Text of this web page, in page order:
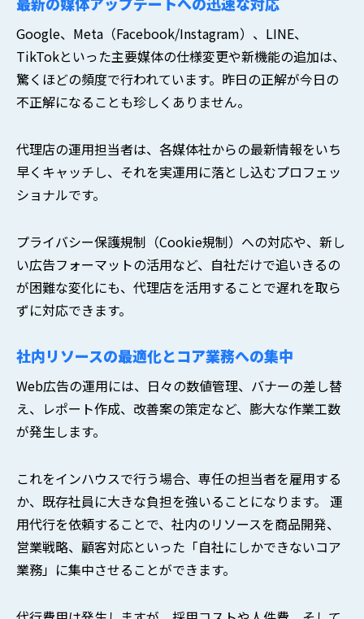
Google、Meta（Facebook/Instagram）、LINE、
TikTokといった主要媒体の仕様変更や新機能の追加は、
驚くほどの頻度で行われています。昨日の正解が今日の
不正解になることも珍しくありません。
代理店の運用担当者は、各媒体社からの最新情報をいち
早くキャッチし、それを実運用に落とし込むプロフェッ
ショナルです。
プライバシー保護規制（Cookie規制）への対応や、新し
い広告フォーマットの活用など、自社だけで追いきるの
が困難な変化にも、代理店を活用することで遅れを取ら
ずに対応できます。
社内リソースの最適化とコア業務への集中
Web広告の運用には、日々の数値管理、バナーの差し替
え、レポート作成、改善案の策定など、膨大な作業工数
が発生します。
これをインハウスで行う場合、専任の担当者を雇用する
か、既存社員に大きな負担を強いることになります。 運
用代行を依頼することで、社内のリソースを商品開発、
営業戦略、顧客対応といった「自社にしかできないコア
業務」に集中させることができます。